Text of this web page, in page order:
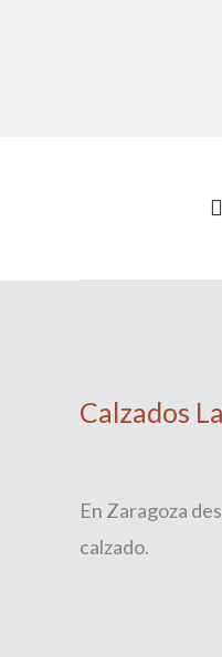
Calzados
En Zaragoza
calzado.